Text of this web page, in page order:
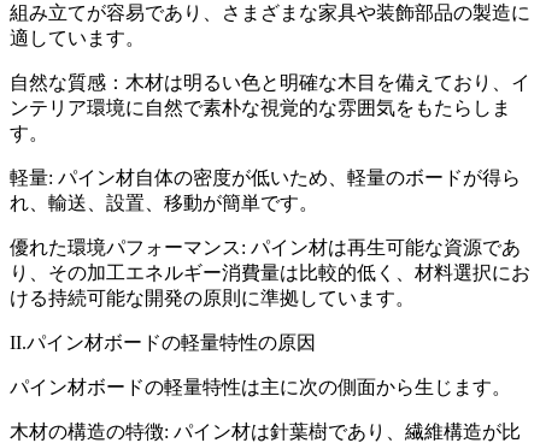
組み立てが容易であり、さまざまな家具や装飾部品の製造に
適しています。
自然な質感：木材は明るい色と明確な木目を備えており、イ
ンテリア環境に自然で素朴な視覚的な雰囲気をもたらしま
す。
軽量: パイン材自体の密度が低いため、軽量のボードが得ら
れ、輸送、設置、移動が簡単です。
優れた環境パフォーマンス: パイン材は再生可能な資源であ
り、その加工エネルギー消費量は比較的低く、材料選択にお
ける持続可能な開発の原則に準拠しています。
II.パイン材ボードの軽量特性の原因
パイン材ボードの軽量特性は主に次の側面から生じます。
木材の構造の特徴: パイン材は針葉樹であり、繊維構造が比